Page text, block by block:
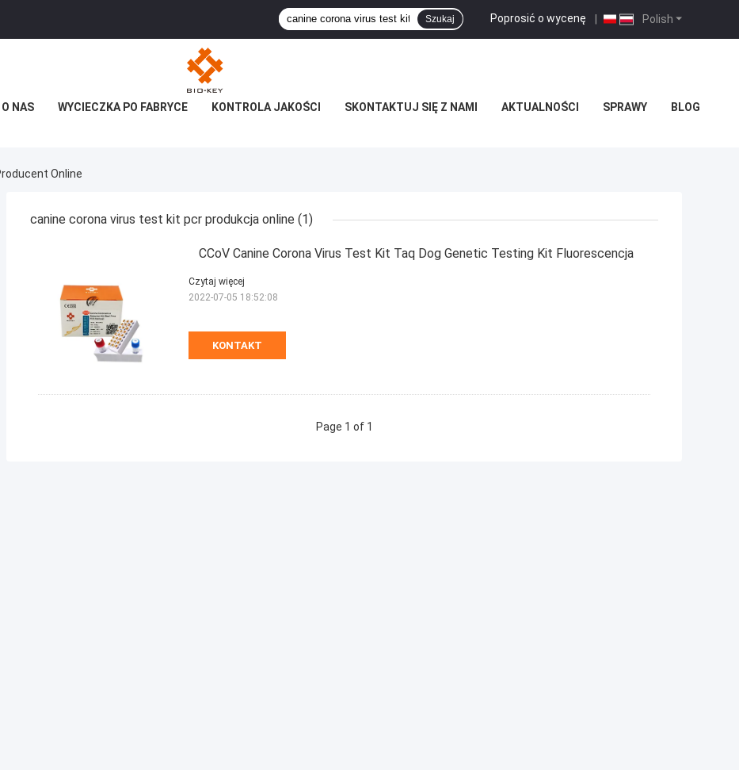
Polish
Poprosić o wycenę |
Szukaj
O NAS WYCIECZKA PO FABRYCE KONTROLA JAKOŚCI SKONTAKTUJ SIĘ Z NAMI AKTUALNOŚCI SPRAWY BLOG
Online
canine corona virus test kit pcr produkcja online (1)
CCoV Canine Corona Virus Test Kit Taq Dog Genetic Testing Kit Fluorescencja
KONTAKT
Czytaj więcej
2022-07-05 18:52:08
Page 1 of 1